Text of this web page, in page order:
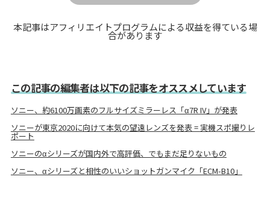
本記事はアフィリエイトプログラムによる収益を得ている場
合があります
この記事の編集者は以下の記事をオススメしています
ソニー、約6100万画素のフルサイズミラーレス「α7R IV」が発表
ソニーが東京2020に向けて本気の望遠レンズを発表 = 実機スポ撮りレ
ポート
ソニーのαシリーズが国内外で高評価、でもまだ足りないもの
ソニー、αシリーズと相性のいいショットガンマイク「ECM-B10」